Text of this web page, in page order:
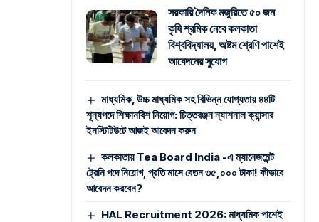
সরকারি দৈনিক মজুরিতে ৫০ জন
কৃষি শ্রমিক নেবে কলকাতা
বিশ্ববিদ্যালয়, অষ্টম শ্রেণি পাশেই
আবেদনের সুযোগ
মাধ্যমিক, উচ্চ মাধ্যমিক সহ বিভিন্ন যোগ্যতায় ৪৪টি
শূন্যপদে শিক্ষানবিশ নিয়োগ: চিত্তরঞ্জন ন্যাশনাল ক্যান্সার
ইনস্টিটিউটে আজই আবেদন করুন
কলকাতায় Tea Board India -এ ম্যানেজমেন্ট
ট্রেনি পদে নিয়োগ, প্রতি মাসে বেতন ৩৫,০০০ টাকা! কীভাবে
আবেদন করবেন?
HAL Recruitment 2026: মাধ্যমিক পাশেই